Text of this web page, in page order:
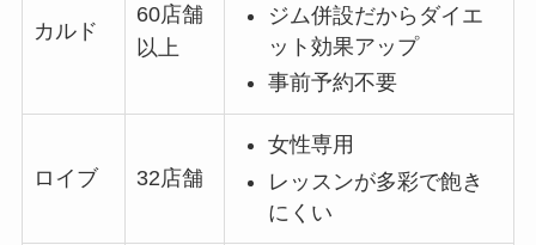
カルド
60店舗
以上
ジム併設だからダイエ
ット効果アップ
事前予約不要
ロイブ 32店舗
女性専用
レッスンが多彩で飽き
にくい